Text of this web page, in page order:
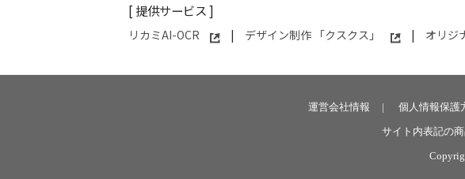
[ 提供サービス ]
リカミAI-OCR | デザイン制作 「クスクス」 | オリジ
運営会社情報 | 個人情報保護
サイト内表記の